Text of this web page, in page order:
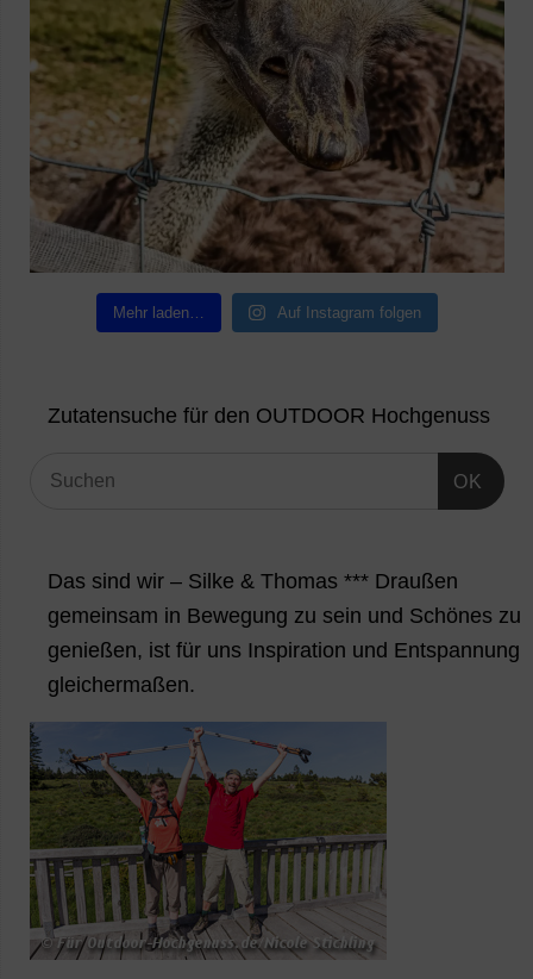
Mehr laden… Auf Instagram folgen
Zutatensuche für den OUTDOOR Hochgenuss
OK
Das sind wir – Silke & Thomas *** Draußen
gemeinsam in Bewegung zu sein und Schönes zu
genießen, ist für uns Inspiration und Entspannung
gleichermaßen.